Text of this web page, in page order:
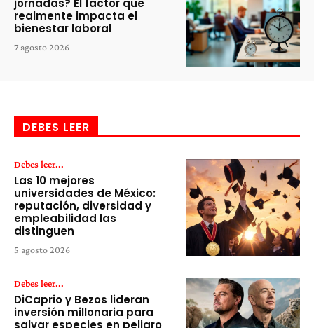
jornadas? El factor que
realmente impacta el
bienestar laboral
7 agosto 2026
DEBES LEER
Debes leer...
Las 10 mejores
universidades de México:
reputación, diversidad y
empleabilidad las
distinguen
5 agosto 2026
Debes leer...
DiCaprio y Bezos lideran
inversión millonaria para